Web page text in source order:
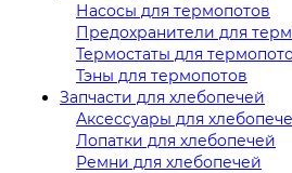
Насосы для термопотов
Предохранители для
Термостаты для
Тэны для термопотов
Запчасти для хлебопечей
Аксессуары для
Лопатки для хлебопечей
Ремни для хлебопечей